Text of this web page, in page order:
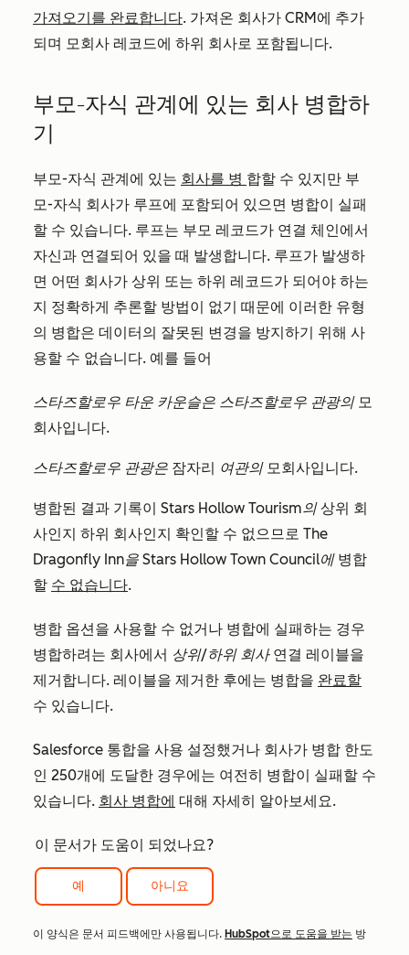
가져오기를 완료합니다. 가져온 회사가 CRM에 추가
되며 모회사 레코드에 하위 회사로 포함됩니다.
부모-자식 관계에 있는 회사 병합하
기
부모-자식 관계에 있는 회사를 병 합할 수 있지만 부
모-자식 회사가 루프에 포함되어 있으면 병합이 실패
할 수 있습니다. 루프는 부모 레코드가 연결 체인에서
자신과 연결되어 있을 때 발생합니다. 루프가 발생하
면 어떤 회사가 상위 또는 하위 레코드가 되어야 하는
지 정확하게 추론할 방법이 없기 때문에 이러한 유형
의 병합은 데이터의 잘못된 변경을 방지하기 위해 사
용할 수 없습니다. 예를 들어
스타즈할로우 타운 카운슬은 스타즈할로우 관광의모
회사입니다.
스타즈할로우 관광은 잠자리 여관의모회사입니다.
병합된 결과 기록이 Stars Hollow Tourism의상위 회
사인지 하위 회사인지 확인할 수 없으므로 The
Dragonfly Inn을 Stars Hollow Town Council에 병합
할 수 없습니다.
병합 옵션을 사용할 수 없거나 병합에 실패하는 경우
병합하려는 회사에서 상위/하위 회사연결 레이블을
제거합니다. 레이블을 제거한 후에는 병합을 완료할
수 있습니다.
Salesforce 통합을 사용 설정했거나 회사가 병합 한도
인 250개에 도달한 경우에는 여전히 병합이 실패할 수
있습니다. 회사 병합에 대해 자세히 알아보세요.
이 문서가 도움이 되었나요?
예 아니요
이 양식은 문서 피드백에만 사용됩니다. HubSpot으로 도움을 받는 방